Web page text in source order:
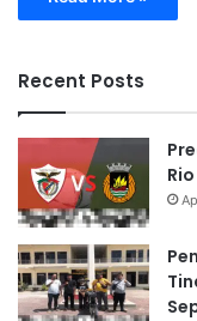
Recent Posts